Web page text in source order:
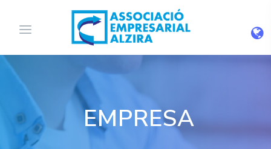
EMPRESA